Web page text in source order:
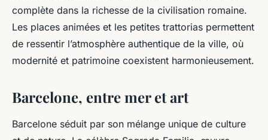
complète dans la richesse de la civilisation romaine.
Les places animées et les petites trattorias permettent
de ressentir l’atmosphère authentique de la ville, où
modernité et patrimoine coexistent harmonieusement.
Barcelone, entre mer et art
Barcelone séduit par son mélange unique de culture